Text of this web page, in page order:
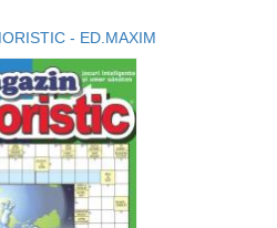
- ED.MAXIM